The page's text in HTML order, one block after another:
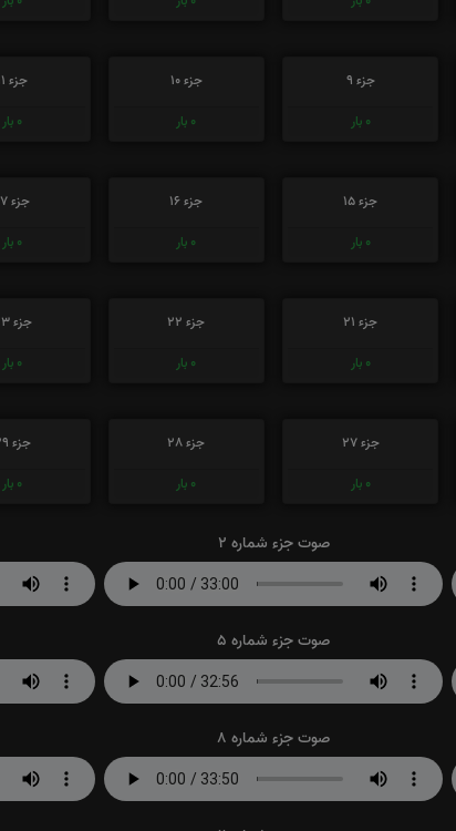
جزء 9
0 بار
جزء 10
0 بار
جزء 11
0 بار
جزء 15
0 بار
جزء 16
0 بار
جزء 17
0 بار
جزء 21
0 بار
جزء 22
0 بار
جزء 23
0 بار
جزء 27
0 بار
جزء 28
0 بار
جزء 29
0 بار
صوت جزء شماره 2
صوت جزء شماره 5
صوت جزء شماره 8